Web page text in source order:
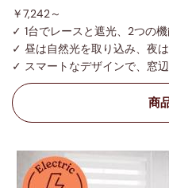
￥7,242～
✓ 1台でレースと遮光、2つの
✓ 昼は自然光を取り込み、夜
✓ スマートなデザインで、窓
商